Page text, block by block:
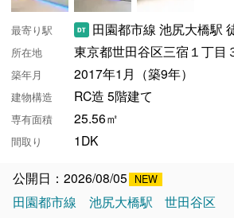
最寄り駅 田園都市線 池尻大橋駅
所在地 東京都世田谷区三宿１丁目
築年月 2017年1月（築9年）
建物構造 RC造 5階建て
専有面積 25.56㎡
間取り 1DK
公開日：2026/08/05
田園都市線
池尻大橋駅 世田谷区